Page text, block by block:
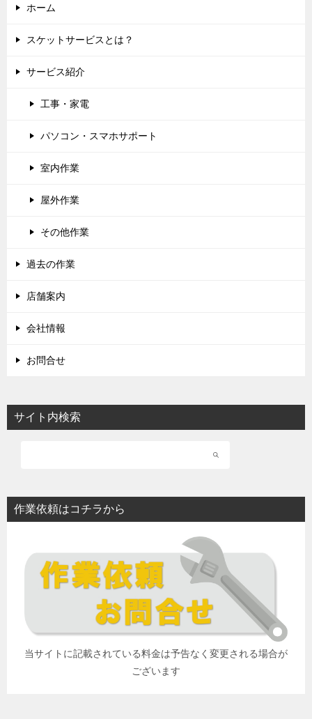
ホーム
スケットサービスとは？
サービス紹介
工事・家電
パソコン・スマホサポート
室内作業
屋外作業
その他作業
過去の作業
店舗案内
会社情報
お問合せ
サイト内検索
作業依頼はコチラから
当サイトに記載されている料金は予告なく変更される場合が
ございます